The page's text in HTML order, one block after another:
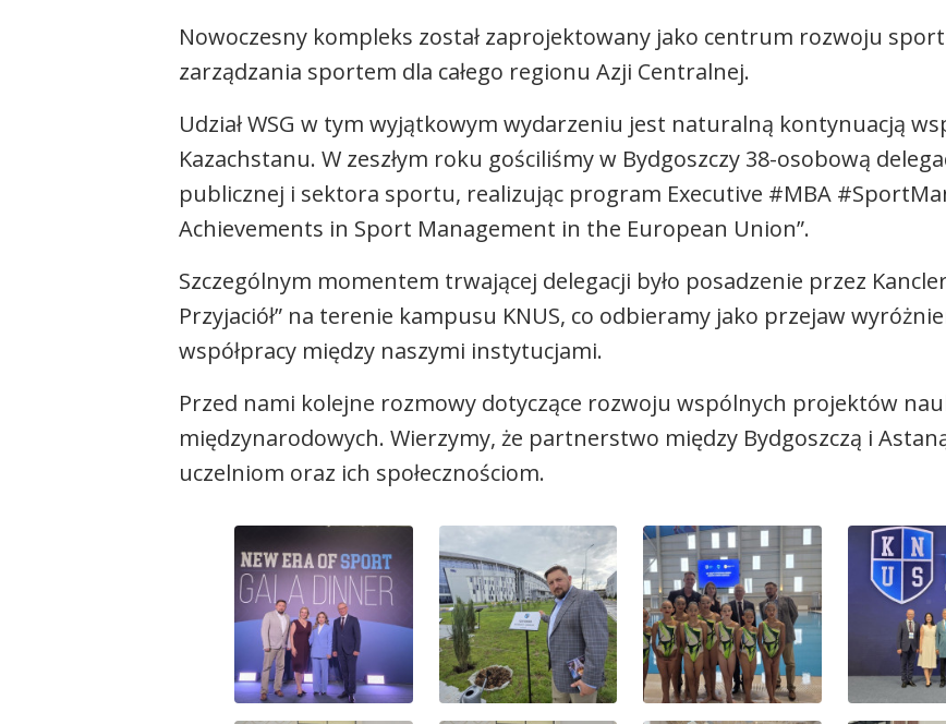
Nowoczesny kompleks został zaprojektowany jako centrum rozwoju
zarządzania sportem dla całego regionu Azji Centralnej.
Udział WSG w tym wyjątkowym wydarzeniu jest naturalną kontynuacją
Kazachstanu. W zeszłym roku gościliśmy w Bydgoszczy 38-osobową
publicznej i sektora sportu, realizując program Executive #MBA
Achievements in Sport Management in the European Union”.
Szczególnym momentem trwającej delegacji było posadzenie przez
Przyjaciół” na terenie kampusu KNUS, co odbieramy jako przejaw
współpracy między naszymi instytucjami.
Przed nami kolejne rozmowy dotyczące rozwoju wspólnych projektów
międzynarodowych. Wierzymy, że partnerstwo między Bydgoszczą i
uczelniom oraz ich społecznościom.